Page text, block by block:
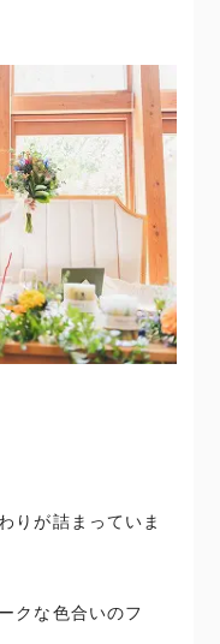
りが詰まっていま
クな色合いのフ